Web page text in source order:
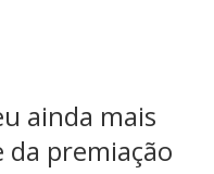
ainda mais
premiação